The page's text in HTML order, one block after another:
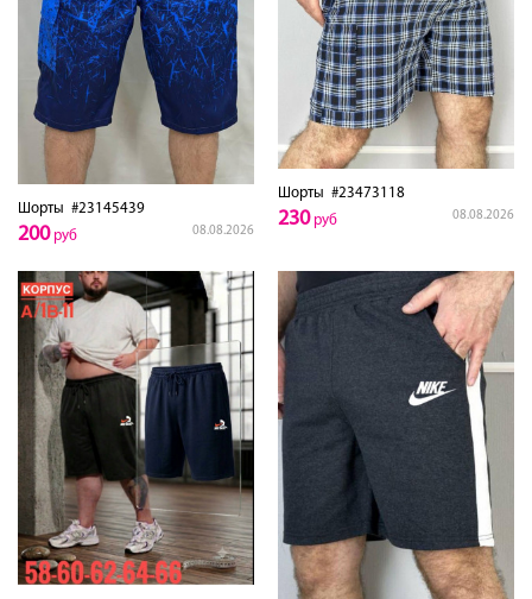
Шорты #23145439
08.08.2026
200руб
Шорты #23473118
08.08.2026
230руб